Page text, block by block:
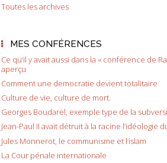
Toutes les archives
MES CONFÉRENCES
Ce qu’il y avait aussi dans la « conférence de
aperçu
Comment une democratie devient totalitaire
Culture de vie, culture de mort.
Georges Boudarel, exemple type de la
Jean-Paul II avait détruit à la racine l’idéologie
Jules Monnerot, le communisme et l’islam
La Cour pénale internationale